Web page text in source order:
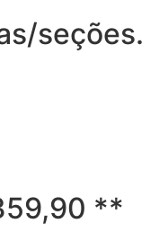
seções.
**